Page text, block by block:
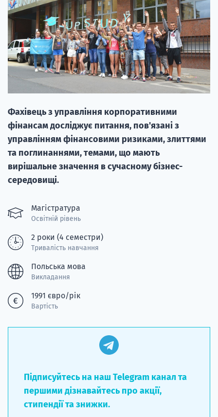
Фахівець з управління корпоративними
фінансам досліджує питання, пов'язані з
управлінням фінансовими ризиками, злиттями
та поглинаннями, темами, що мають
вирішальне значення в сучасному бізнес-
середовищі.
Магістратура
Освітній рівень
2 роки (4 семестри)
Тривалість навчання
Польська мова
Викладання
1991 євро/рік
Вартість
Підписуйтесь на наш Telegram канал та
першими дізнавайтесь про акції,
стипендії та знижки.
НАБІР
вступ на